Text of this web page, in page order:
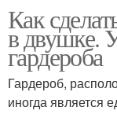
Как
в двушке.
гардероба
Гардероб,
иногда является